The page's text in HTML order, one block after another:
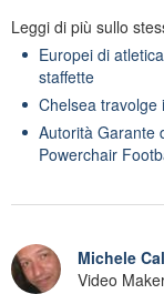
Leggi di più sullo
Europei di
staffette
Chelsea travolge
Autorità Garante
Powerchair
Michele
Video